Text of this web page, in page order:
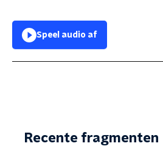
Speel audio af
Recente fragmenten